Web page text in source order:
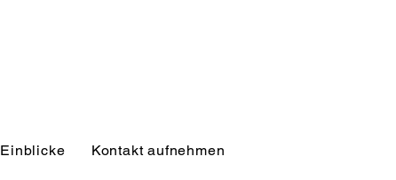
Einblicke Kontakt aufnehmen